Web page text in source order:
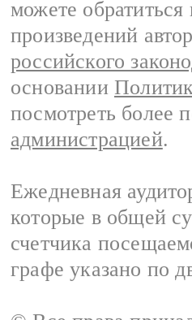
можете обратиться
произведений
российского
основании
посмотреть более
администрацией.
Ежедневная
которые в общей
счетчика
графе указано по